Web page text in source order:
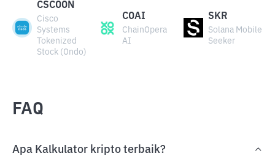
CSCOON
Cisco
Systems
Tokenized
Stock (Ondo)
COAI
ChainOpera
AI
SKR
Solana Mobile
Seeker
FAQ
Apa Kalkulator kripto terbaik?